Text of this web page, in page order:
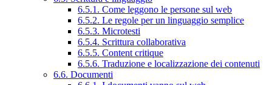
6.5.1. Come leggono le persone sul web
6.5.2. Le regole per un linguaggio semplice
6.5.3. Microtesti
6.5.4. Scrittura collaborativa
6.5.5. Content critique
6.5.6. Traduzione e localizzazione dei contenuti
6.6. Documenti